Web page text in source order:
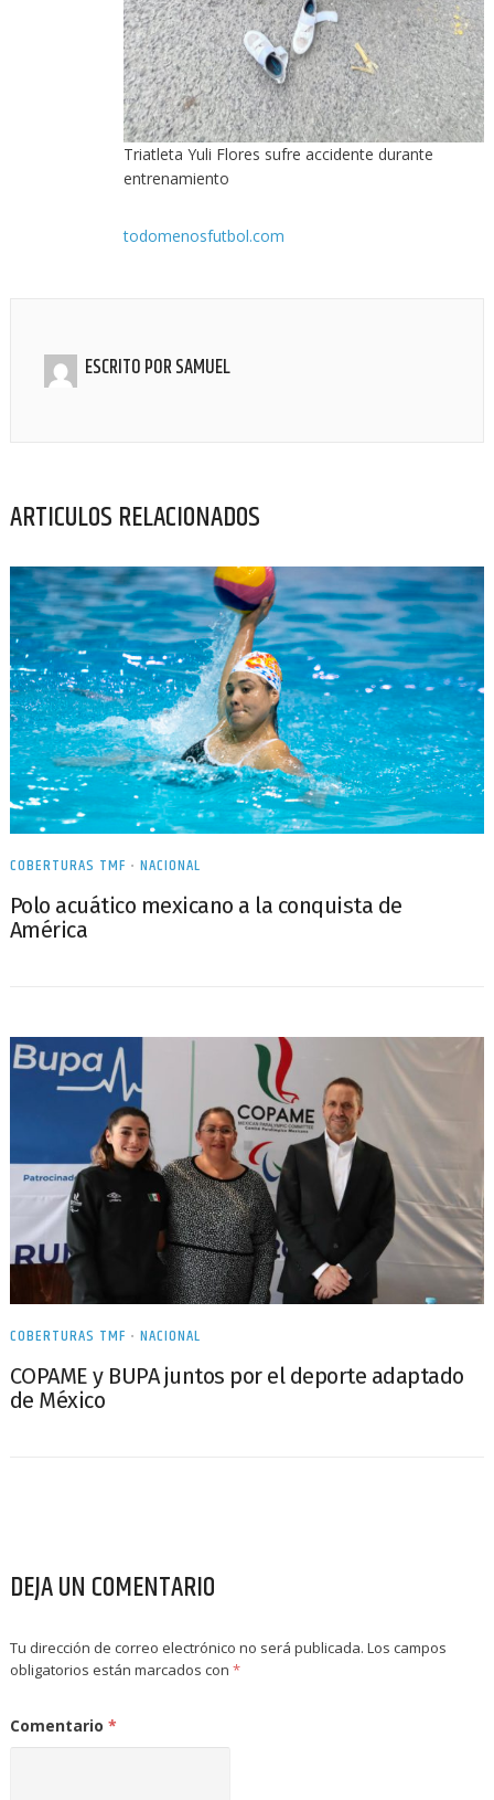
Triatleta Yuli Flores sufre accidente durante
entrenamiento
todomenosfutbol.com
ESCRITO PORSAMUEL
ARTICULOS RELACIONADOS
COBERTURAS TMF • NACIONAL
Polo acuático mexicano a la conquista de
América
COBERTURAS TMF • NACIONAL
COPAME y BUPA juntos por el deporte adaptado
de México
DEJA UN COMENTARIO
Tu dirección de correo electrónico no será publicada. Los campos
obligatorios están marcados con *
Comentario *